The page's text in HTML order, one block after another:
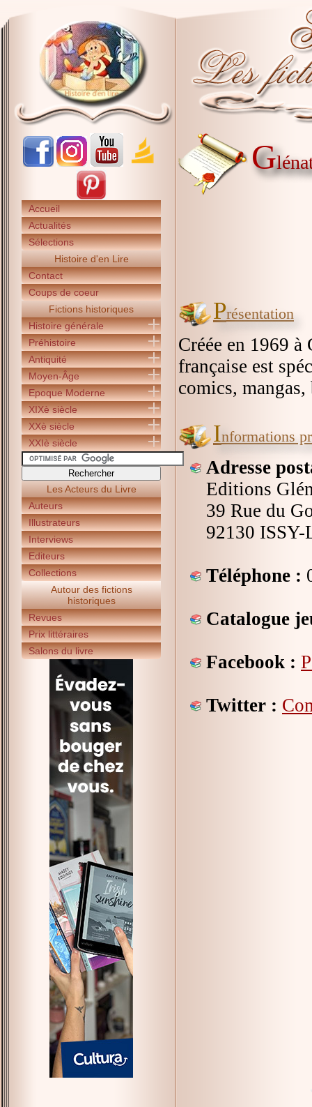
Accueil
Actualités
Sélections
Histoire d'en Lire
Contact
Coups de coeur
Fictions historiques
Histoire générale
Préhistoire
Antiquité
Moyen-Âge
Epoque Moderne
XIXè siècle
XXè siècle
XXIè siècle
Les Acteurs du Livre
Auteurs
Illustrateurs
Interviews
Editeurs
Collections
Autour des fictions
historiques
Revues
Prix littéraires
Salons du livre
G
Présentation
Créée en 1969
française est
comics,
Informations
Adresse
Editions
39 Rue du
92130
Téléphone :
Catalogue
Facebook :
Twitter :